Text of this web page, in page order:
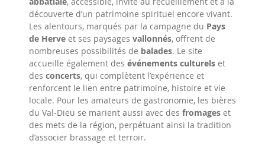
découverte d’un patrimoine spirituel encore vivant.
Les alentours, marqués par la campagne du Pays
de Herve et ses paysages vallonnés, offrent de
nombreuses possibilités de balades. Le site
accueille également des événements culturels et
des concerts, qui complètent l’expérience et
renforcent le lien entre patrimoine, histoire et vie
locale. Pour les amateurs de gastronomie, les bières
du Val-Dieu se marient aussi avec des fromages et
des mets de la région, perpétuant ainsi la tradition
d’associer brassage et terroir.